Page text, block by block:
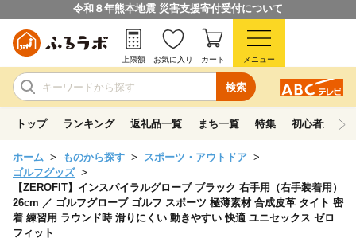
令和８年熊本地震 災害支援寄付受付について
検索
上限額 お気に入り カート メニュー
トップ ランキング 返礼品一覧 まち一覧 特集 初心者ガイド
ホーム ものから探す
スポーツ・アウトドア
ゴルフグッズ
【ZEROFIT】インスパイラルグローブ ブラック 右手用（右手装着用）
26cm ／ ゴルフグローブ ゴルフ スポーツ 極薄素材 合成皮革 タイト 密
着 練習用 ラウンド時 滑りにくい 動きやすい 快適 ユニセックス ゼロ
フィット